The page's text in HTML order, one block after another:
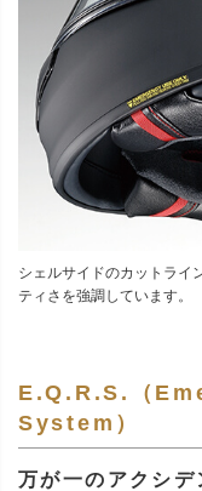
シェルサイドのカットライ
ティさを強調しています。
E.Q.R.S.（
System）
万が一のアクシデ